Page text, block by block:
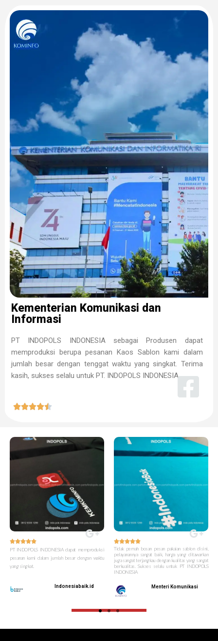
Kementerian Komunikasi dan
Informasi
PT INDOPOLS INDONESIA sebagai Produsen dapat
memproduksi berupa pesanan Kaos Sablon kami dalam
jumlah besar dengan tenggat waktu yang singkat. Terima
kasih, sukses selalu untuk PT. INDOPOLS INDONESIA


PT INDOPOLS INDONESIA dapat memproduksi
pesanan kami dalam jumlah besar dengan waktu
yang singkat.
Indonesiabaik.id

Tidak pernah bosan pesan pakaian sablon disini,
pelayanannya sangat baik, harga yang ditawarkan
juga sangat terjangkau dengan kualitas yang sangat
berkualitas. Sukses selalu untuk PT INDOPOLS
INDONESIA
Menteri Komunikasi